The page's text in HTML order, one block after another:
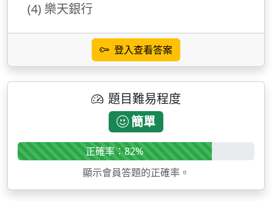
(4) 樂天銀行
登入查看答案
題目難易程度
簡單
正確率：82%
顯示會員答題的正確率。